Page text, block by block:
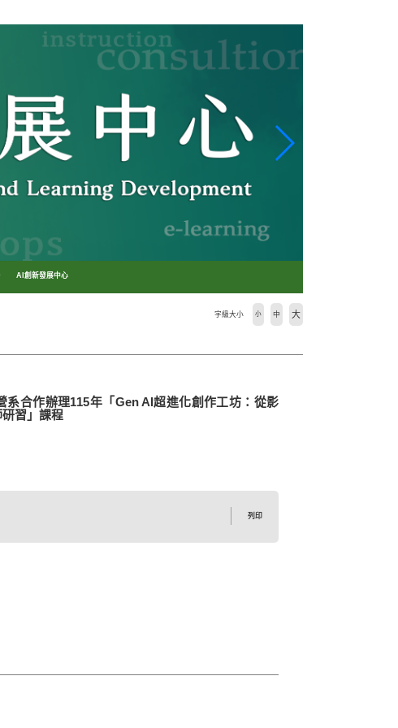
AI創新發展中心
字級大小 小 中 大
系合作辦理115年「Gen AI超進化創作工坊：從影
習」課程
列印